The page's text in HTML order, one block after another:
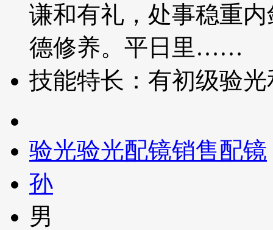
谦和有礼，处事稳重
德修养。平日里……
技能特长：有初级验
验光验光配镜销售配镜
孙
男